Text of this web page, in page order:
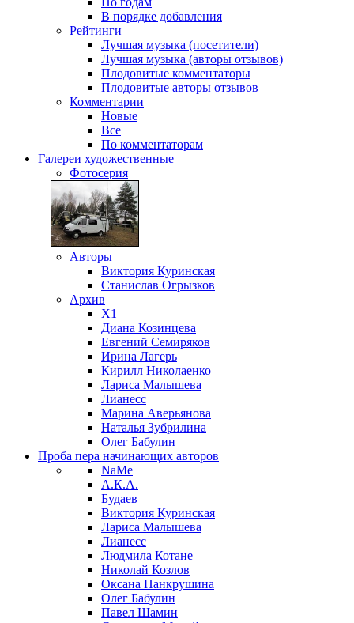
В порядке добавления
Рейтинги
Лучшая музыка (посетители)
Лучшая музыка (авторы отзывов)
Плодовитые комментаторы
Плодовитые авторы отзывов
Комментарии
Новые
Все
По комментаторам
Галереи художественные
Фотосерия
Авторы
Виктория Куринская
Станислав Огрызков
Архив
X1
Диана Козинцева
Евгений Семиряков
Ирина Лагерь
Кирилл Николаенко
Лариса Малышева
Лианесс
Марина Аверьянова
Наталья Зубрилина
Олег Бабулин
Проба пера начинающих авторов
NaMe
А.К.А.
Будаев
Виктория Куринская
Лариса Малышева
Лианесс
Людмила Котане
Николай Козлов
Оксана Панкрушина
Олег Бабулин
Павел Шамин